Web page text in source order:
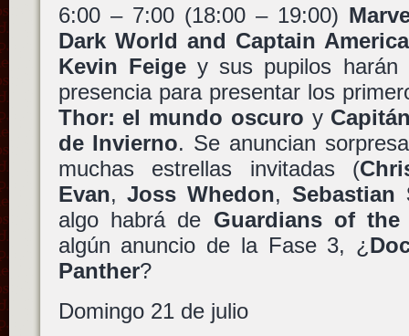
6:00 – 7:00 (18:00 – 19:00)
Dark World and Captain
Kevin Feigey sus pupilos harán
presencia para presentar los
Thor: el mundo oscuro y
de Invierno. Se anuncian
muchas estrellas invitadas (
Evan,Joss Whedon,Sebastian
algo habrá de Guardians of the
algún anuncio de la Fase 3, ¿
Panther?
Domingo 21 de julio